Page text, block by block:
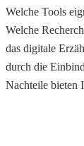
Welche Tools
Welche
das digitale
durch die
Nachteile bieten